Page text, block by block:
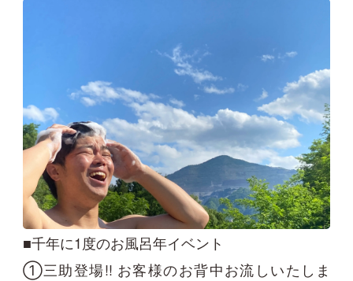
■千年に1度のお風呂年イベント
①三助登場!! お客様のお背中お流しいたしま